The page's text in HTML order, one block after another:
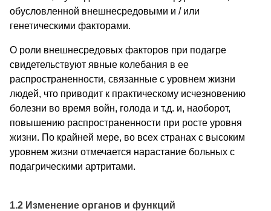
обусловленной внешнесредовыми и / или
генетическими факторами.
О роли внешнесредовых факторов при подагре
свидетельствуют явные колебания в ее
распространенности, связанные с уровнем жизни
людей, что приводит к практическому исчезновению
болезни во время войн, голода и т.д. и, наоборот,
повышению распространенности при росте уровня
жизни. По крайней мере, во всех странах с высоким
уровнем жизни отмечается нарастание больных с
подагрическими артритами.
1.2 Изменение органов и функций